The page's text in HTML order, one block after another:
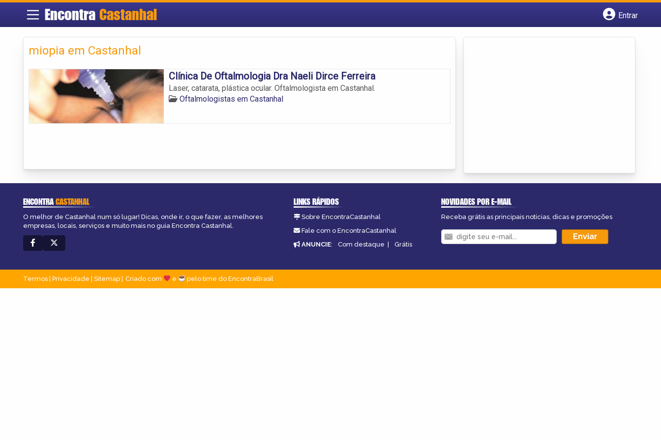
Encontra Castanhal
Entrar
miopia em Castanhal
Clínica De Oftalmologia Dra Naeli Dirce Ferreira
Laser, catarata, plástica ocular. Oftalmologista em Castanhal.
Oftalmologistas em Castanhal
ENCONTRACASTANHAL
O melhor de Castanhal num só lugar! Dicas, onde ir, o que fazer, as melhores
empresas, locais, serviços e muito mais no guia Encontra Castanhal.
LINKS RÁPIDOS
Sobre EncontraCastanhal
Fale com o EncontraCastanhal
ANUNCIE: Com destaque | Grátis
NOVIDADES POR E-MAIL
Receba grátis as principais notícias, dicas e promoções
Termos Privacidade Sitemap Criado com e pelo time do EncontraBrasil